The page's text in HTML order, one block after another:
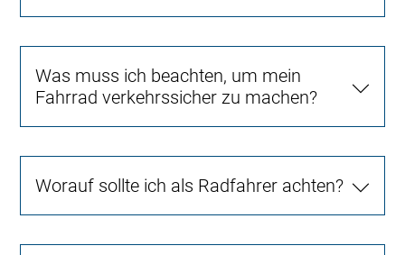
Was muss ich beachten, um mein
Fahrrad verkehrssicher zu machen?
Worauf sollte ich als Radfahrer achten?